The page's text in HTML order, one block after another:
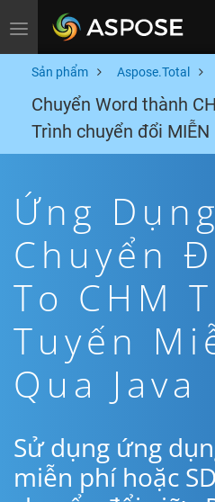
Toggle navigation
Sản phẩm Aspose.Total
Chuyển Word thành
Trình chuyển đổi
Ứng Dụng
Chuyển
To CHM
Tuyến
Qua Java
Sử dụng ứng
miễn phí hoặc